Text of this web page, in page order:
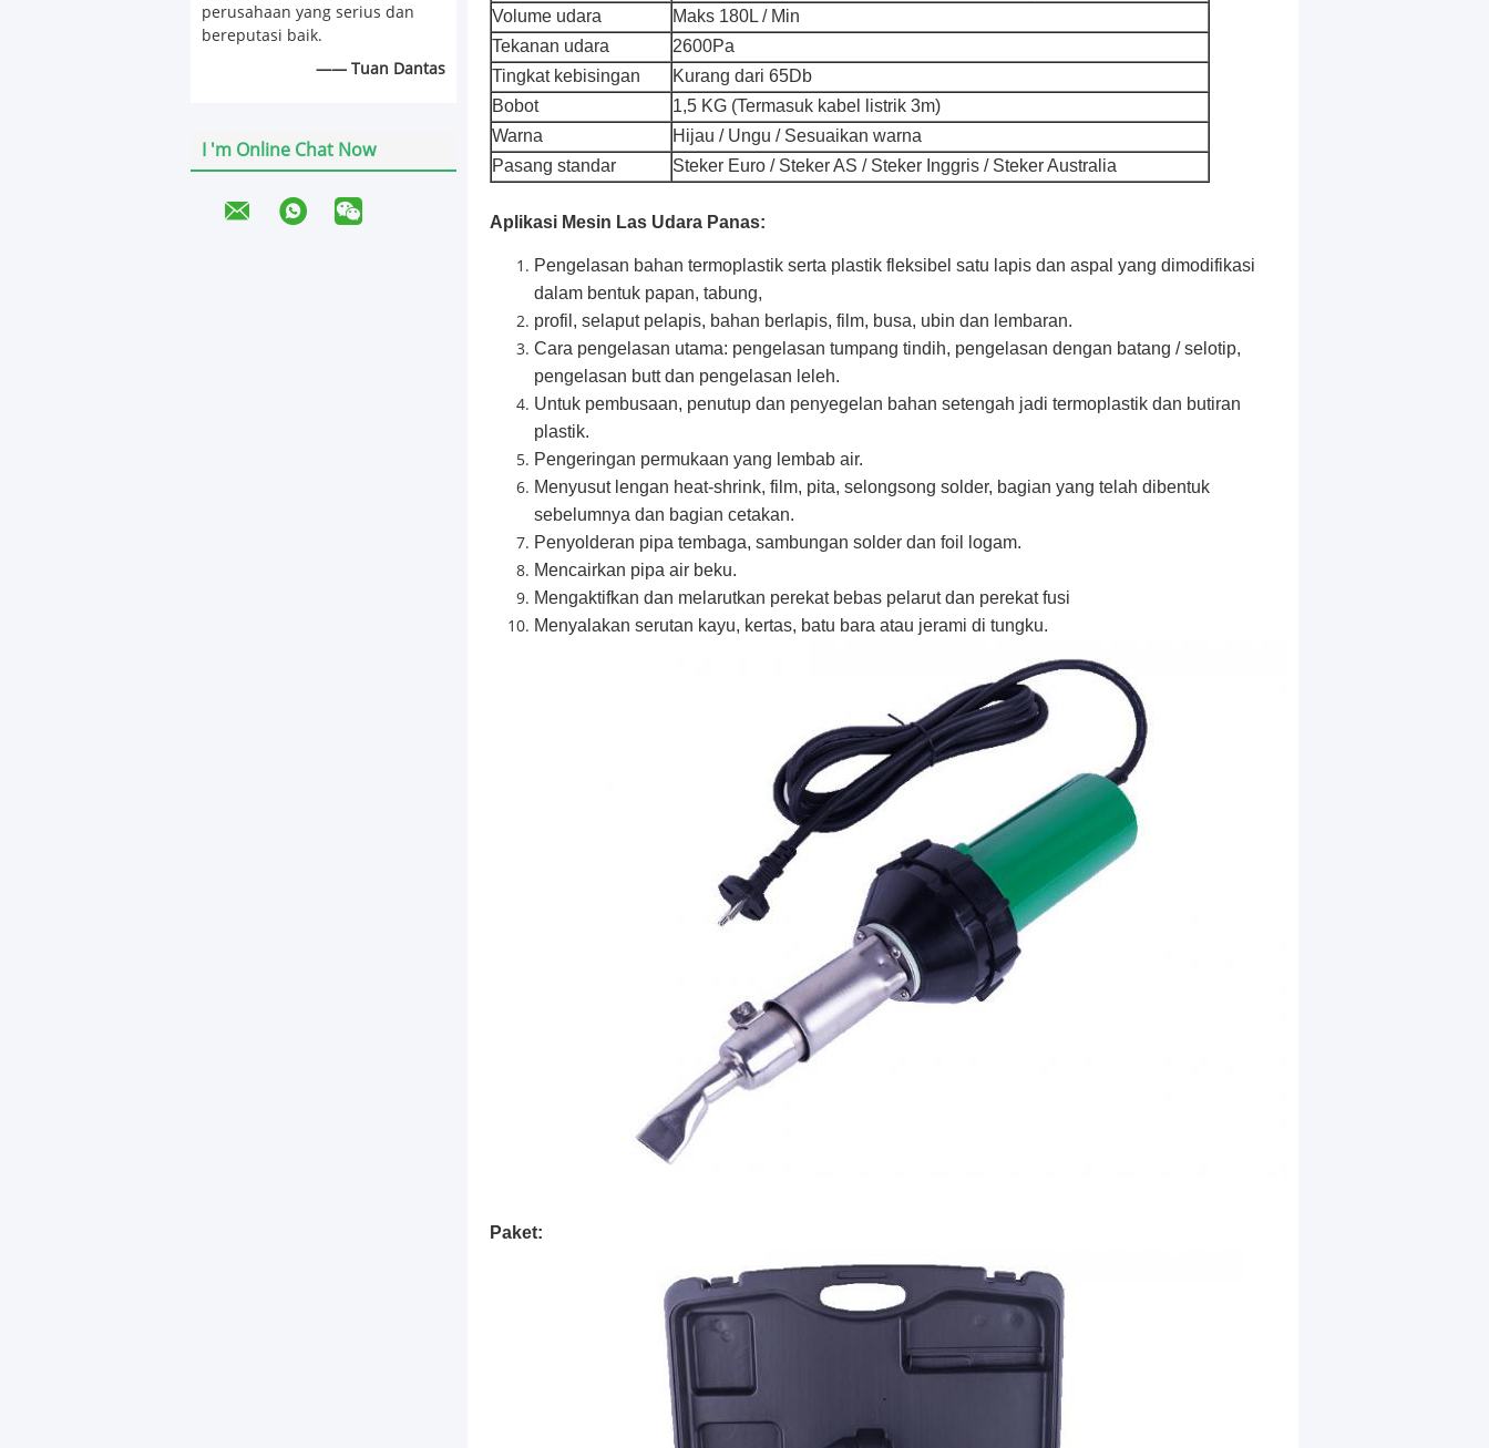
perusahaan yang serius dan
bereputasi baik.
—— Tuan Dantas
I 'm Online Chat Now
Volume udara
Maks 180L / Min
Tekanan udara
2600Pa
Tingkat kebisingan
Kurang dari 65Db
Bobot
1,5 KG (Termasuk kabel listrik 3m)
Warna
Hijau / Ungu / Sesuaikan warna
Pasang standar
Steker Euro / Steker AS / Steker Inggris / Steker Australia
Aplikasi Mesin Las Udara Panas:
Pengelasan bahan termoplastik serta plastik fleksibel satu lapis dan aspal yang dimodifikasi
dalam bentuk papan, tabung,
profil, selaput pelapis, bahan berlapis, film, busa, ubin dan lembaran.
Cara pengelasan utama: pengelasan tumpang tindih, pengelasan dengan batang / selotip,
pengelasan butt dan pengelasan leleh.
Untuk pembusaan, penutup dan penyegelan bahan setengah jadi termoplastik dan butiran
plastik.
Pengeringan permukaan yang lembab air.
Menyusut lengan heat-shrink, film, pita, selongsong solder, bagian yang telah dibentuk
sebelumnya dan bagian cetakan.
Penyolderan pipa tembaga, sambungan solder dan foil logam.
Mencairkan pipa air beku.
Mengaktifkan dan melarutkan perekat bebas pelarut dan perekat fusi
Menyalakan serutan kayu, kertas, batu bara atau jerami di tungku.
Paket: